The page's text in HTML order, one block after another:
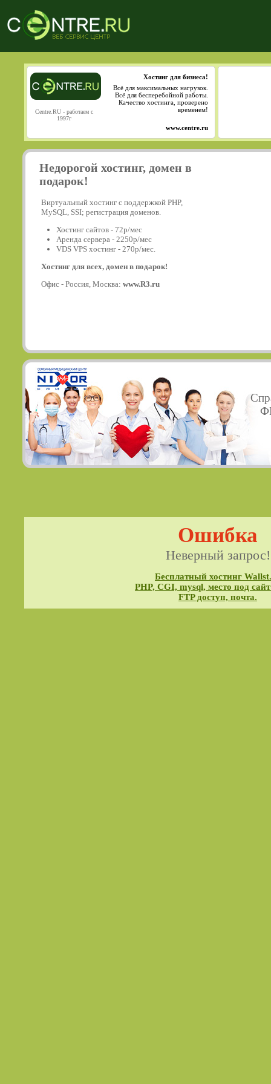
Centre.RU - работаем с
1997г
Хостинг для бизнеса!
Всё для максимальных нагрузок.
Всё для бесперебойной работы.
Качество хостинга, проверено
временем!
www.centre.ru
Недорогой хостинг, домен в
подарок!
Виртуальный хостинг с поддержкой PHP,
MySQL, SSI; регистрация доменов.
Хостинг сайтов - 72р/мес
Аренда сервера - 2250р/мес
VDS VPS хостинг - 270р/мес.
Хостинг для всех, домен в подарок!
Офис - Россия, Москва: www.R3.ru
Ошибка
Неверный запрос!
Бесплатный хостинг
PHP, CGI, mysql, место под
FTP доступ, почта.